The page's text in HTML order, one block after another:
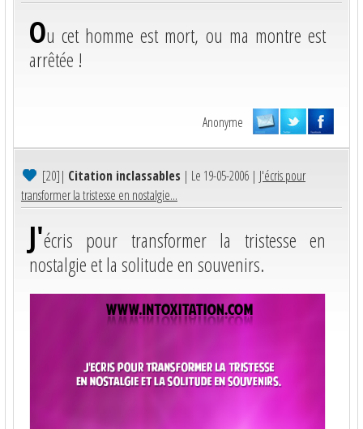
Ou cet homme est mort, ou ma montre est
arrêtée !
Anonyme
[20]| Citation inclassables | Le 19-05-2006 | J'écris pour
transformer la tristesse en nostalgie...
J'écris pour transformer la tristesse en
nostalgie et la solitude en souvenirs.